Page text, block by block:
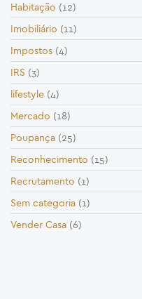
Habitação (12)
Imobiliário (11)
Impostos (4)
IRS (3)
lifestyle (4)
Mercado (18)
Poupança (25)
Reconhecimento (15)
Recrutamento (1)
Sem categoria (1)
Vender Casa (6)